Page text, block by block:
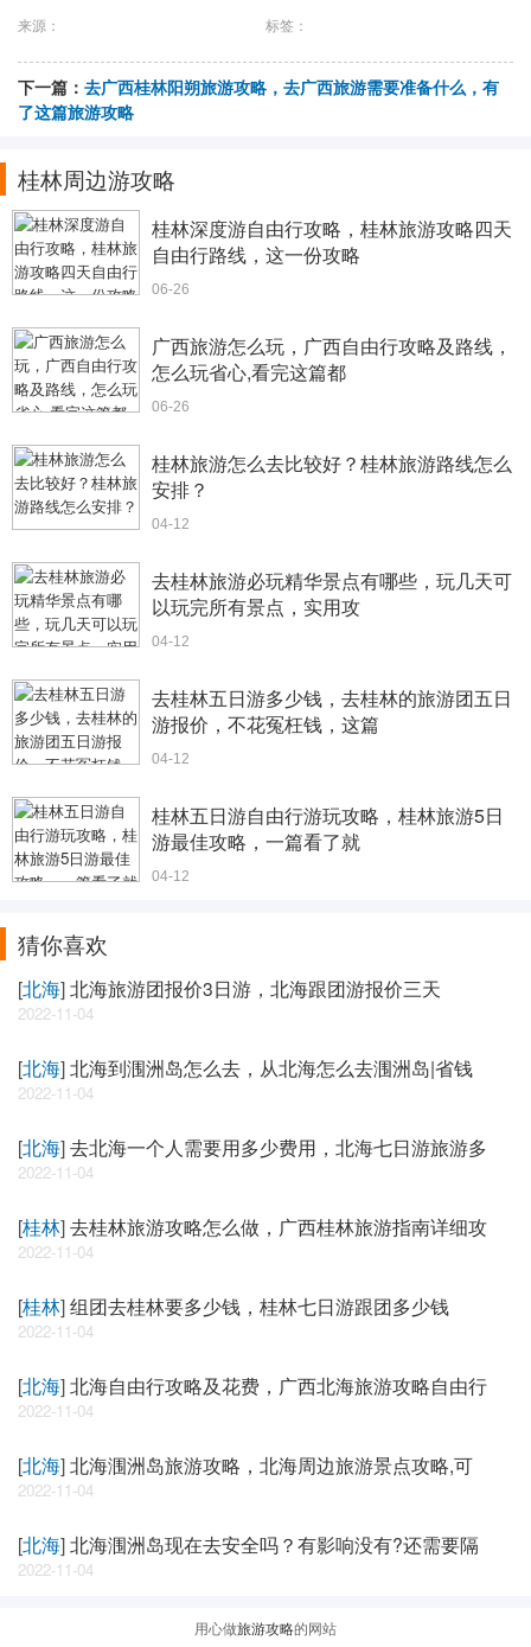
来源： 标签：
下一篇： 去广西桂林阳朔旅游攻略，去广西旅游需要准备什么，有
了这篇旅游攻略
桂林周边游攻略
桂林深度游自由行攻略，桂林旅游攻略四天
自由行路线，这一份攻略
06-26
广西旅游怎么玩，广西自由行攻略及路线，
怎么玩省心,看完这篇都
06-26
桂林旅游怎么去比较好？桂林旅游路线怎么
安排？
04-12
去桂林旅游必玩精华景点有哪些，玩几天可
以玩完所有景点，实用攻
04-12
去桂林五日游多少钱，去桂林的旅游团五日
游报价，不花冤枉钱，这篇
04-12
桂林五日游自由行游玩攻略，桂林旅游5日
游最佳攻略，一篇看了就
04-12
猜你喜欢
[北海]北海旅游团报价3日游，北海跟团游报价三天
2022-11-04
[北海]北海到涠洲岛怎么去，从北海怎么去涠洲岛|省钱
2022-11-04
[北海]去北海一个人需要用多少费用，北海七日游旅游多
2022-11-04
[桂林]去桂林旅游攻略怎么做，广西桂林旅游指南详细攻
2022-11-04
[桂林]组团去桂林要多少钱，桂林七日游跟团多少钱
2022-11-04
[北海]北海自由行攻略及花费，广西北海旅游攻略自由行
2022-11-04
[北海]北海涠洲岛旅游攻略，北海周边旅游景点攻略,可
2022-11-04
[北海]北海涠洲岛现在去安全吗？有影响没有?还需要隔
2022-11-04
用心做旅游攻略的网站